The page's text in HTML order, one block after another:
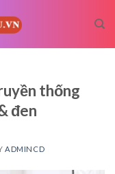
thống
đen
ADMINCD